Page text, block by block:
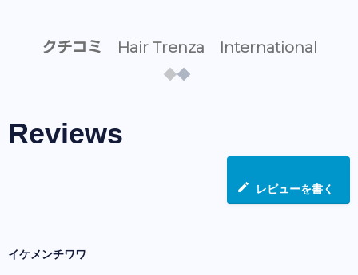
クチコミ Hair Trenza International
Reviews
レビューを書く
イケメンチワワ